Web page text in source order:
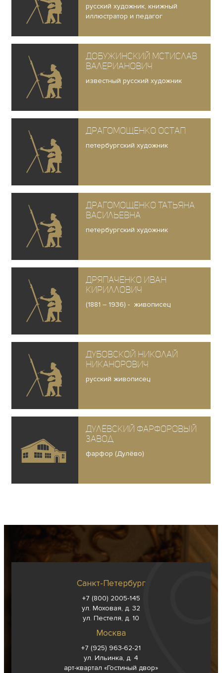
русский художник, книжный
иллюстратор и педагог
Добужинский Мстислав
Валерианович
известный русский художник
Драгомощенко Остап
петербургский художник
Драгомощенко Татьяна
Васильевна
петербургский художник
Дряпаченко Иван
Кириллович
(1881 – 1936) - живописец
Дубовской Николай
Никанорович
русский живописец
Дулёвский фарфоровый
завод
фарфор (Дулёво)
Санкт-Петербург
+7 (800) 2005-145
ул. Моховая, д. 32
ул. Пестеля, д. 10
Москва
+7 (925) 963-62-21
ул. Ильинка, д. 4
арт-квартал «Гостиный двор»